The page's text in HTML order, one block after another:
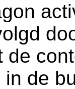
de
de